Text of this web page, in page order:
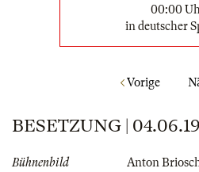
00:00
in deutscher
Vorige
BESETZUNG |
Bühnenbild Anton